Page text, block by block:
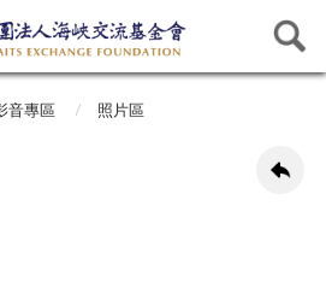
音專區 照片區